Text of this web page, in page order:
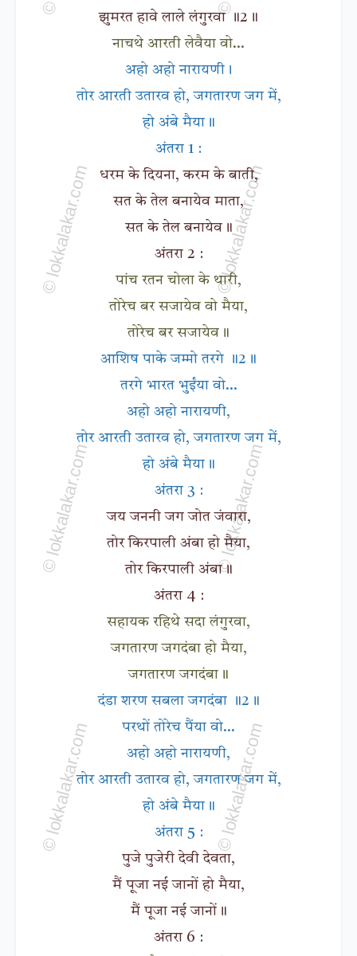
झुमरत हावे लाले लंगुरवा ॥2॥
नाचथे आरती लेवैया वो...
अहो अहो नारायणी।
तोर आरती उतारव हो, जगतारण जग में,
हो अंबे मैया॥
अंतरा 1 :
धरम के दियना, करम के बाती,
सत के तेल बनायेव माता,
सत के तेल बनायेव॥
अंतरा 2 :
पांच रतन चोला के थारी,
तोरेच बर सजायेव वो मैया,
तोरेच बर सजायेव॥
आशिष पाके जम्मो तरगे ॥2॥
तरगे भारत भुईंया वो...
अहो अहो नारायणी,
तोर आरती उतारव हो, जगतारण जग में,
हो अंबे मैया॥
अंतरा 3 :
जय जननी जग जोत जंवारा,
तोर किरपाली अंबा हो मैया,
तोर किरपाली अंबा॥
अंतरा 4 :
सहायक रहिथे सदा लंगुरवा,
जगतारण जगदंबा हो मैया,
जगतारण जगदंबा॥
दंडा शरण सबला जगदंबा ॥2॥
परथों तोरेच पैंया वो...
अहो अहो नारायणी,
तोर आरती उतारव हो, जगतारण जग में,
हो अंबे मैया॥
अंतरा 5 :
पुजे पुजेरी देवी देवता,
मैं पूजा नई जानों हो मैया,
मैं पूजा नई जानों॥
अंतरा 6 :